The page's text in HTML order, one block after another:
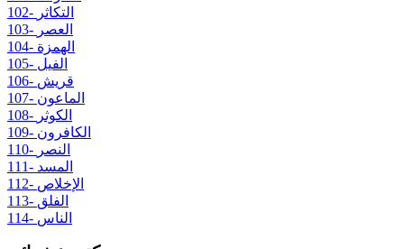
102- التكاثر
103- العصر
104- الهمزة
105- الفيل
106- قريش
107- الماعون
108- الكوثر
109- الكافرون
110- النصر
111- المسد
112- الإخلاص
113- الفلق
114- الناس